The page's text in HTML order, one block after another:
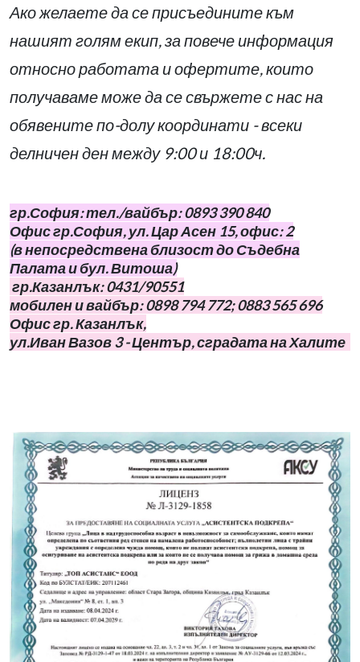
Ако желаете да се присъедините към
нашият голям екип, за повече информация
относно работата и офертите, които
получаваме може да се свържете с нас на
обявените по-долу координати - всеки
делничен ден между 9:00 и 18:00ч.
гр.София: тел./вайбър: 0893 390 840
Офис гр.София, ул. Цар Асен 15, офис: 2
(в непосредствена близост до Съдебна
Палата и бул. Витоша)
гр.Казанлък: 0431/90551
мобилен и вайбър: 0898 794 772; 0883 565 696
Офис гр. Казанлък,
ул.Иван Вазов 3 - Център, сградата на Халите